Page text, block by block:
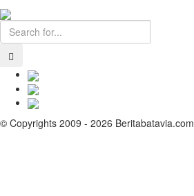
© Copyrights 2009 - 2026 Beritabatavia.com